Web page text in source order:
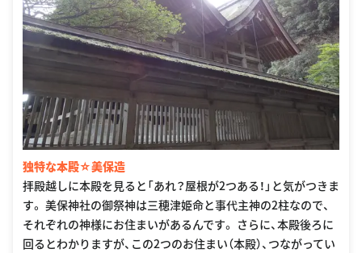
独特な本殿☆美保造
拝殿越しに本殿を見ると「あれ？屋根が2つある！」と気がつきま
す。 美保神社の御祭神は三穂津姫命と事代主神の2柱なので、
それぞれの神様にお住まいがあるんです。 さらに、本殿後ろに
回るとわかりますが、この2つのお住まい（本殿）、つながってい